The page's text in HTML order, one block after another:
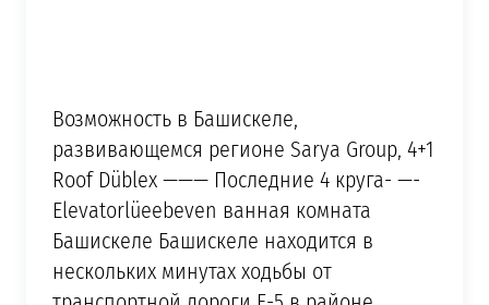
Возможность в Башискеле,
развивающемся регионе Sarya Group, 4+1
Roof Düblex ——— Последние 4 круга- —-
Elevatorlüeebeven ванная комната
Башискеле Башискеле находится в
нескольких минутах ходьбы от